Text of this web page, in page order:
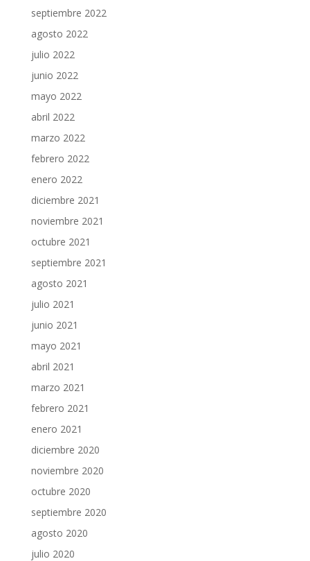
septiembre 2022
agosto 2022
julio 2022
junio 2022
mayo 2022
abril 2022
marzo 2022
febrero 2022
enero 2022
diciembre 2021
noviembre 2021
octubre 2021
septiembre 2021
agosto 2021
julio 2021
junio 2021
mayo 2021
abril 2021
marzo 2021
febrero 2021
enero 2021
diciembre 2020
noviembre 2020
octubre 2020
septiembre 2020
agosto 2020
julio 2020